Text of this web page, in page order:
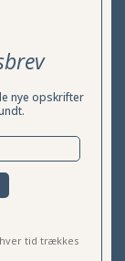
nye opskrifter
tid trækkes